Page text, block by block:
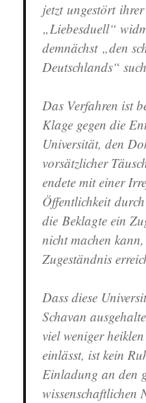
jetzt ungestört
„Liebesduell“
demnächst „den
Deutschlands“
Das Verfahren ist
Klage gegen die
Universität, den
vorsätzlicher
endete mit einer
Öffentlichkeit
die Beklagte ein
nicht machen
Zugeständnis
Dass diese
Schavan
viel weniger
einlässt, ist kein
Einladung an den
wissenschaftlichen